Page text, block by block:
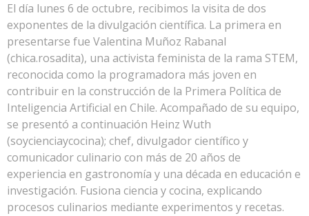
El día lunes 6 de octubre, recibimos la visita de dos
exponentes de la divulgación científica. La primera en
presentarse fue Valentina Muñoz Rabanal
(chica.rosadita), una activista feminista de la rama STEM,
reconocida como la programadora más joven en
contribuir en la construcción de la Primera Política de
Inteligencia Artificial en Chile. Acompañado de su equipo,
se presentó a continuación Heinz Wuth
(soycienciaycocina); chef, divulgador científico y
comunicador culinario con más de 20 años de
experiencia en gastronomía y una década en educación e
investigación. Fusiona ciencia y cocina, explicando
procesos culinarios mediante experimentos y recetas.